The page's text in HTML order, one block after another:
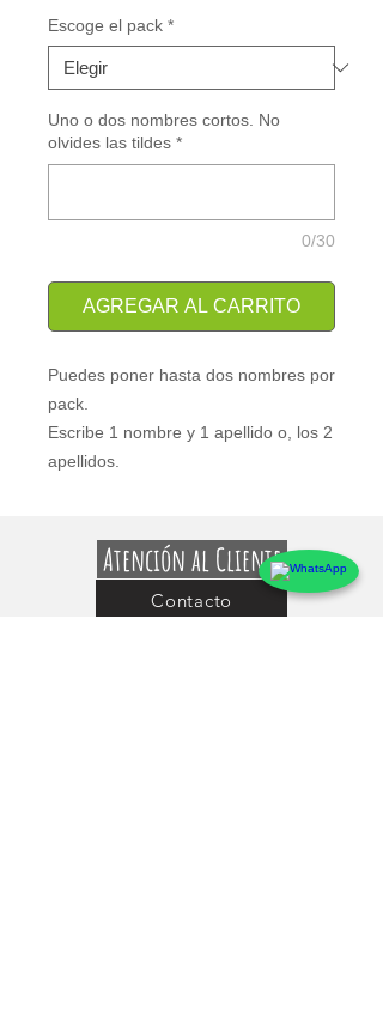
Escoge el pack *
Uno o dos nombres cortos. No
olvides las tildes *
0/30
AGREGAR AL CARRITO
Puedes poner hasta dos nombres por
pack.
Escribe 1 nombre y 1 apellido o, los 2
apellidos.
Atención al Cliente
Contacto